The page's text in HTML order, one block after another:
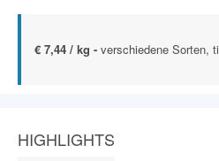
€ 7,44 / kg - verschiedene Sorten,
HIGHLIGHTS